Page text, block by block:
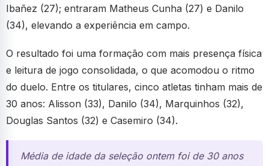
Ibañez (27); entraram Matheus Cunha (27) e Danilo
(34), elevando a experiência em campo.
O resultado foi uma formação com mais presença física
e leitura de jogo consolidada, o que acomodou o ritmo
do duelo. Entre os titulares, cinco atletas tinham mais de
30 anos: Alisson (33), Danilo (34), Marquinhos (32),
Douglas Santos (32) e Casemiro (34).
Média de idade da seleção ontem foi de 30 anos